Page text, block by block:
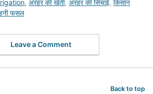
, अरहर की खेती, अरहर की सिंचाई, किसान
फसल
Leave a Comment
Back to top